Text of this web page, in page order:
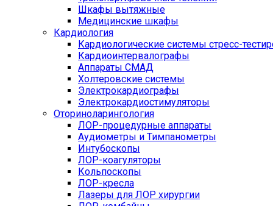
Шкафы вытяжные
Медицинские шкафы
Кардиология
Кардиологические системы стресс-
Кардиоинтервалографы
Аппараты СМАД
Холтеровские системы
Электрокардиографы
Электрокардиостимуляторы
Оториноларингология
ЛОР-процедурные аппараты
Аудиометры и Тимпанометры
Интубоскопы
ЛОР-коагуляторы
Кольпоскопы
ЛОР-кресла
Лазеры для ЛОР хирургии